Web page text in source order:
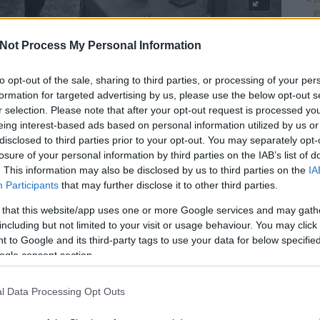
Process My Personal Information
opt-out of the sale, sharing to third parties, or processing of your
for targeted advertising by us, please use the below opt-out
selection. Please note that after your opt-out request is processed
interest-based ads based on personal information utilized by us
to third parties prior to your opt-out. You may separately
of your personal information by third parties on the IAB’s list of
This information may also be disclosed by us to third parties on the
Participants that may further disclose it to other third parties.
that this website/app uses one or more Google services and may
but not limited to your visit or usage behaviour. You may
to Google and its third-party tags to use your data for below
consent section.
Data Processing Opt Outs
közös barátunk közvetítésével, néhány levélváltás
Művelődési Háznál, ahová este 9 órára
ismertem őt, még fotót sem láttam róla soha, de azt
és Vikidál Gyuláért.
‒ nehogy piszkos legyen a vadonatúj, meggypiros
a hírneves cukrászda sárgára meszelt falának.
alföldi papucs ‒ sokasága várta az esti koncertet,
Közben a Művelődési Ház hátsó udvaráról a
dübörgő morzsáit hozta felénk a szél: „Nem kell